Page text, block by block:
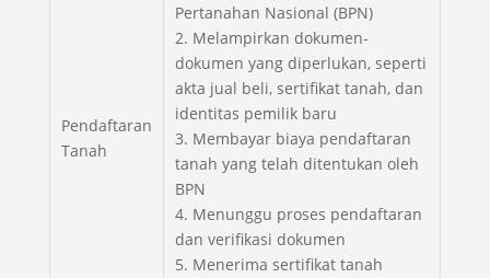
Pendaftaran
Tanah
Pertanahan Nasional (BPN)
2. Melampirkan dokumen-
dokumen yang diperlukan, seperti
akta jual beli, sertifikat tanah, dan
identitas pemilik baru
3. Membayar biaya pendaftaran
tanah yang telah ditentukan oleh
BPN
4. Menunggu proses pendaftaran
dan verifikasi dokumen
5. Menerima sertifikat tanah